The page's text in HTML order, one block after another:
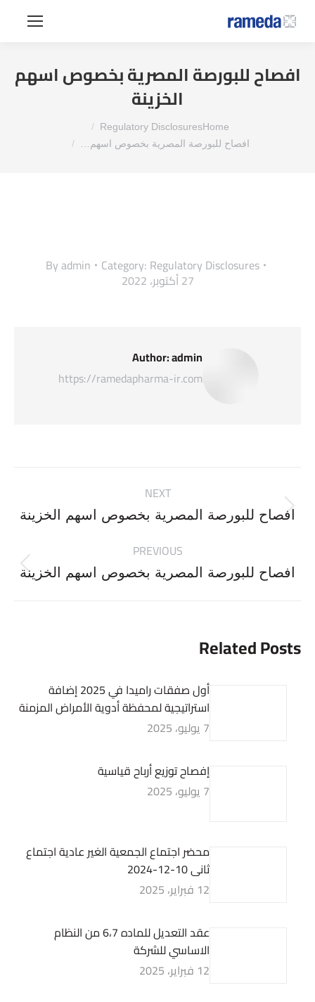
افصاح للبورصة المصرية بخصوص اسهم
الخزينة
Home
Regulatory Disclosures
افصاح للبورصة المصرية بخصوص اسهم…
Category: Regulatory Disclosures
Byadmin
27 أكتوبر، 2022
Author:admin
https://ramedapharma-ir.com
navigation
PREVIOUS
Previous
افصاح للبورصة المصرية بخصوص اسهم الخزينة
NEXT
Next
افصاح للبورصة المصرية بخصوص اسهم الخزينة
Related Posts
أول صفقات راميدا في 2025 إضافة
استراتيجية لمحفظة أدوية الأمراض المزمنة
7 يوليو، 2025
إفصاح توزيع أرباح قياسية
7 يوليو، 2025
محضر اجتماع الجمعية الغير عادية اجتماع
ثانى 10-12-2024
12 فبراير، 2025
عقد التعديل للماده 6،7 من النظام
الاساسي للشركة
12 فبراير، 2025